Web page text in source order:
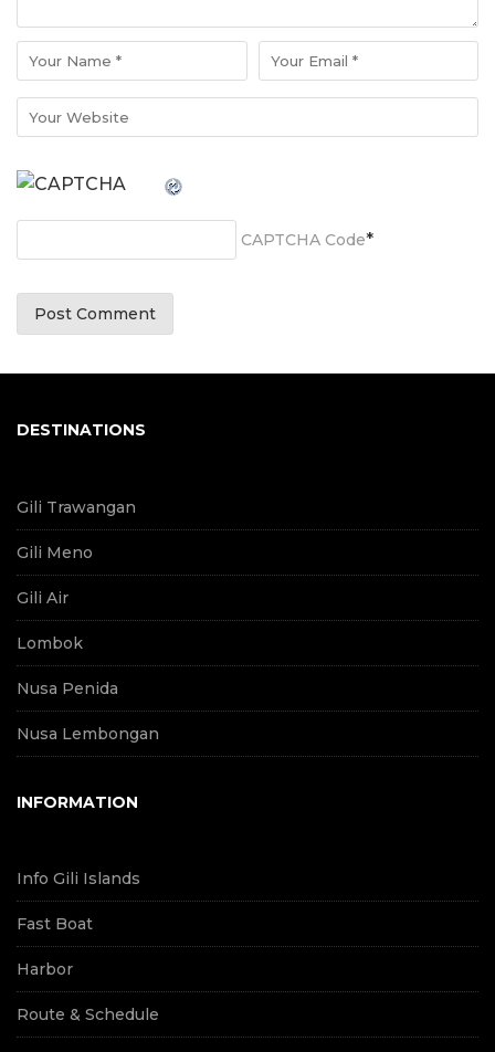
CAPTCHA Code*
DESTINATIONS
Gili Trawangan
Gili Meno
Gili Air
Lombok
Nusa Penida
Nusa Lembongan
INFORMATION
Info Gili Islands
Fast Boat
Harbor
Route & Schedule